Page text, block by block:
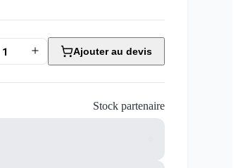
Ajouter au devis
Stock partenaire